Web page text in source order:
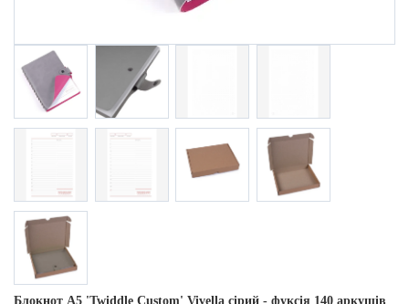
Блокнот А5 'Twiddle Custom' Vivella сірий - фуксія 140 аркушів